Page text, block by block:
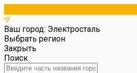
Ваш город: Электросталь
Выбрать регион
Закрыть
Поиск